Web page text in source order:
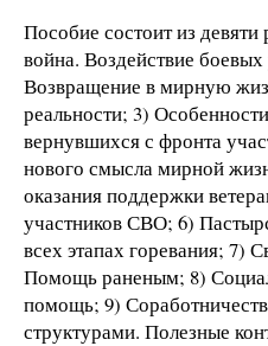
Пособие состоит из
война. Воздействие
Возвращение в мирную
реальности; 3)
вернувшихся с фронта
нового смысла мирной
оказания поддержки
участников СВО; 6)
всех этапах горевания; 7)
Помощь раненым; 8)
помощь; 9)
структурами. Полезные